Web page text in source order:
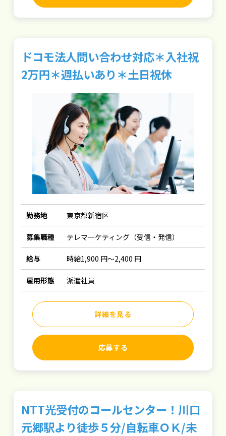
ドコモ法人問い合わせ対応＊入社祝
2万円＊週払いあり＊土日祝休
勤務地 東京都新宿区
募集職種 テレマーケティング（受信・発信）
給与 時給1,900 円～2,400 円
雇用形態 派遣社員
詳細を見る
応募する
NTT光受付のコールセンター！川口
元郷駅より徒歩５分/自転車ＯＫ/未